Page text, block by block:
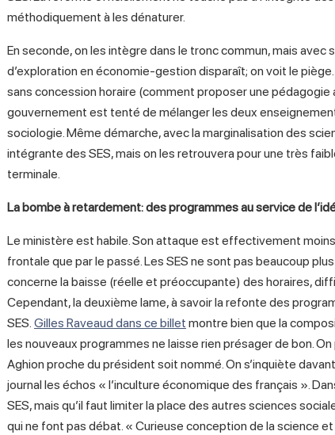
méthodiquement à les dénaturer.
En seconde, on les intègre dans le tronc commun, mais
d’exploration en économie-gestion disparaît; on voit le
sans concession horaire (comment proposer une
gouvernement est tenté de mélanger les deux
sociologie. Même démarche, avec la marginalisation des
intégrante des SES, mais on les retrouvera pour une très
terminale.
La bombe à retardement: des programmes au service de
Le ministère est habile. Son attaque est effectivement moins
frontale que par le passé. Les SES ne sont pas beaucoup
concerne la baisse (réelle et préoccupante) des horaires,
Cependant, la deuxième lame, à savoir la refonte des
SES. Gilles Raveaud dans ce billet montre bien que la
les nouveaux programmes ne laisse rien présager de bon.
Aghion proche du président soit nommé. On s’inquiète
journal les échos « l’inculture économique des français ».
SES, mais qu’il faut limiter la place des autres sciences
qui ne font pas débat. « Curieuse conception de la science